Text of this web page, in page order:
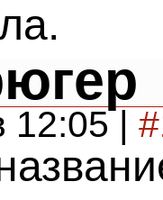
12:05 |